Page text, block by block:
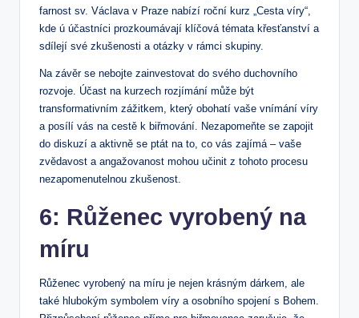
farnost​ sv. Václava v Praze nabízí roční kurz „Cesta víry“,⁤
kde ú⁢ účastníci prozkoumávají klíčová témata křesťanství a
sdílejí své zkušenosti a otázky v rámci ⁢skupiny.
Na závěr se nebojte zainvestovat do svého duchovního⁤
rozvoje. Účast na kurzech‍ rozjímání může⁤ být
transformativním ⁣zážitkem, který obohatí vaše ⁤vnímání víry
a posílí vás na cestě k biřmování. ‍Nezapomeňte se⁤ zapojit
do diskuzí a ⁣aktivně se ptát na to, co vás zajímá ⁢– ​vaše
⁣zvědavost a angažovanost mohou učinit z‍ tohoto procesu
nezapomenutelnou zkušenost.
6: Růženec⁣ vyrobený na
míru
Růženec vyrobený na míru je nejen ‌krásným dárkem, ale
také hlubokým symbolem víry a osobního spojení s Bohem.